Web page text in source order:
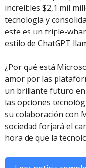
increíbles $2,1 mil
tecnología y
este es un triple-
estilo de ChatGPT
¿Por qué está
amor por las
un brillante futuro en
las opciones
su colaboración con
sociedad forjará el
hora de que la